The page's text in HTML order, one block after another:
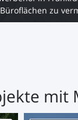
Büroflächen zu
mit